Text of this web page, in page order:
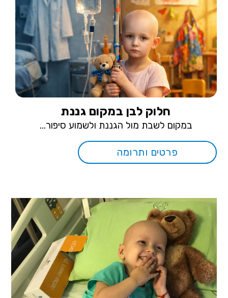
חלוק לבן במקום גננת
במקום לשבת מול הגננת ולשמוע סיפור...
פרטים ותרומה